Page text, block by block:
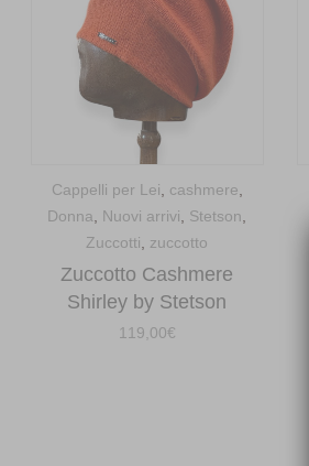
Cappelli per Lei, cashmere,
Donna, Nuovi arrivi, Stetson,
Zuccotti, zuccotto
Zuccotto Cashmere
Shirley by Stetson
119,00€